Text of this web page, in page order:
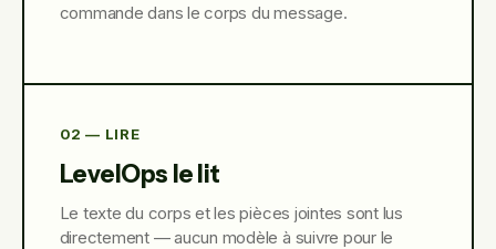
commande dans le corps du message.
02 — LIRE
LevelOps le lit
Le texte du corps et les pièces jointes sont lus
directement — aucun modèle à suivre pour le